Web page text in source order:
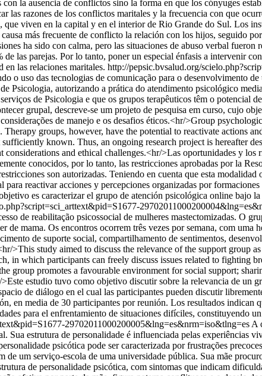
la ausencia de conflictos sino la forma en que los cónyuges
las razones de los conflictos maritales y la frecuencia con que
viven en la capital y en el interior de Rio Grande do Sul. Los
más frecuente de conflicto la relación con los hijos, seguido
ha sido con calma, pero las situaciones de abuso verbal fueron
las parejas. Por lo tanto, poner un especial énfasis a intervenir
en las relaciones maritales. http://pepsic.bvsalud.org/
o uso das tecnologias de comunicação para o desenvolvimento
Psicologia, autorizando a prática do atendimento psicológico
de Psicologia e que os grupos terapêuticos têm o potencial
grupal, descreve-se um projeto de pesquisa em curso, cujo
de manejo e os desafios éticos.<hr/>Group
groups, however, have the potential to reactivate actions
known. Thus, an ongoing research project is hereafter
and ethical challenges.<hr/>Las oportunidades y los
conocidos, por lo tanto, las restricciones aprobadas por la
son autorizadas. Teniendo en cuenta que esta modalidad
reactivar acciones y percepciones organizadas por
es caracterizar el grupo de atención psicológica online bajo
de reabilitação psicossocial de mulheres mastectomizadas. O
mama. Os encontros ocorrem três vezes por semana, com uma
de suporte social, compartilhamento de sentimentos,
>This study aimed to discuss the relevance of the support group
in which participants can freely discuss issues related to fighting
group promotes a favourable environment for social support;
estudio tuvo como objetivo discutir sobre la relevancia de un
de diálogo en el cual las participantes pueden discutir
en media de 30 participantes por reunión. Los resultados indican
para el enfrentamiento de situaciones difíciles, constituyendo
29702011000200005&lng=es&nrm=iso&tlng=es A
estrutura de personalidade é influenciada pelas experiências
psicótica pode ser caracterizada por frustrações
de um serviço-escola de uma universidade pública. Sua mãe
de personalidade psicótica, com sintomas que indicam